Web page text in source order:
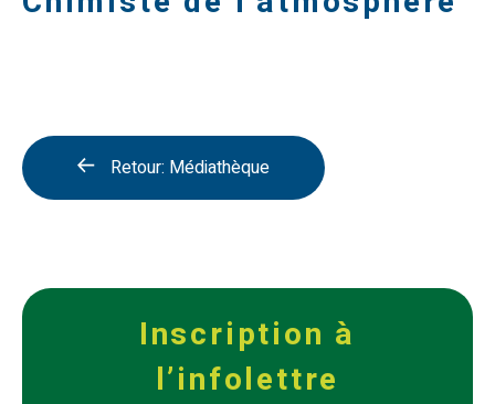
Retour: Médiathèque
Inscription à
l’infolettre